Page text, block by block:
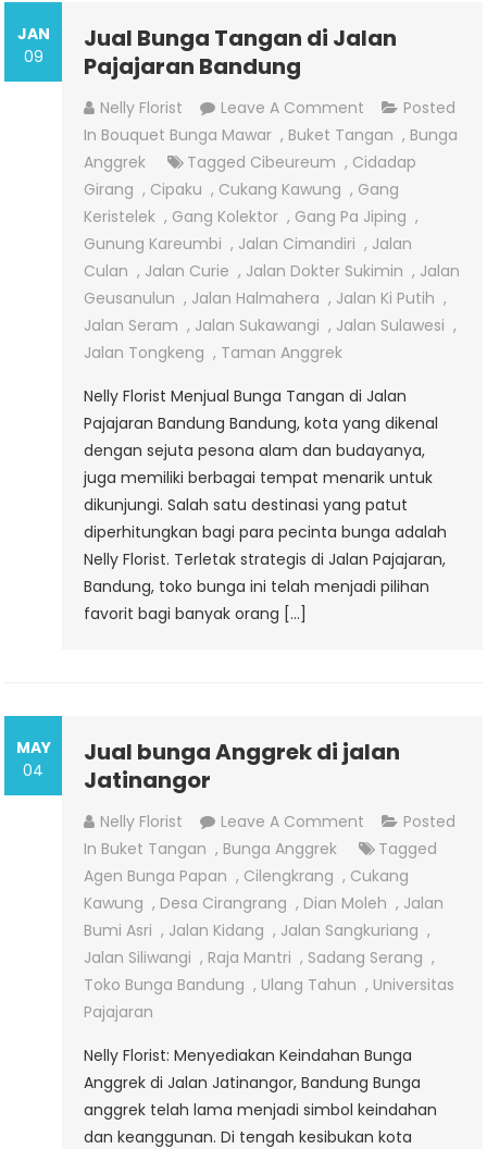
JAN
09
Jual Bunga Tangan di Jalan
Pajajaran Bandung
Nelly Florist Leave A Comment On
Jual
Bunga
Tangan
Di
Jalan
Pajajaran
Bandung
Posted
In Bouquet Bunga Mawar , Buket Tangan , Bunga
Anggrek
Tagged Cibeureum , Cidadap
Girang , Cipaku , Cukang Kawung , Gang
Keristelek , Gang Kolektor , Gang Pa Jiping ,
Gunung Kareumbi , Jalan Cimandiri , Jalan
Culan , Jalan Curie , Jalan Dokter Sukimin , Jalan
Geusanulun , Jalan Halmahera , Jalan Ki Putih ,
Jalan Seram , Jalan Sukawangi , Jalan Sulawesi ,
Jalan Tongkeng , Taman Anggrek
Nelly Florist Menjual Bunga Tangan di Jalan
Pajajaran Bandung Bandung, kota yang dikenal
dengan sejuta pesona alam dan budayanya,
juga memiliki berbagai tempat menarik untuk
dikunjungi. Salah satu destinasi yang patut
diperhitungkan bagi para pecinta bunga adalah
Nelly Florist. Terletak strategis di Jalan Pajajaran,
Bandung, toko bunga ini telah menjadi pilihan
favorit bagi banyak orang […]
MAY
04
Jual bunga Anggrek di jalan
Jatinangor
Nelly Florist Leave A Comment On
Jual
Bunga
Anggrek
Di
Jalan
Jatinangor
Posted
In Buket Tangan , Bunga Anggrek
Tagged
Agen Bunga Papan , Cilengkrang , Cukang
Kawung , Desa Cirangrang , Dian Moleh , Jalan
Bumi Asri , Jalan Kidang , Jalan Sangkuriang ,
Jalan Siliwangi , Raja Mantri , Sadang Serang ,
Toko Bunga Bandung , Ulang Tahun , Universitas
Pajajaran
Nelly Florist: Menyediakan Keindahan Bunga
Anggrek di Jalan Jatinangor, Bandung Bunga
anggrek telah lama menjadi simbol keindahan
dan keanggunan. Di tengah kesibukan kota